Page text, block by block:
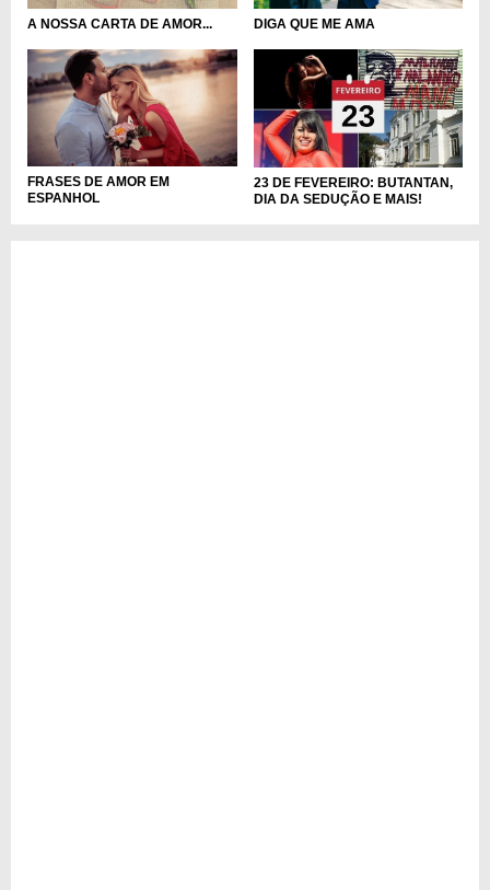
A NOSSA CARTA DE AMOR... DIGA QUE ME AMA
FRASES DE AMOR EM
ESPANHOL
23 DE FEVEREIRO: BUTANTAN,
DIA DA SEDUÇÃO E MAIS!